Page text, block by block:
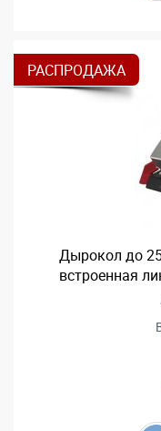
РАСПРОДАЖА
Дырокол до
встроенная